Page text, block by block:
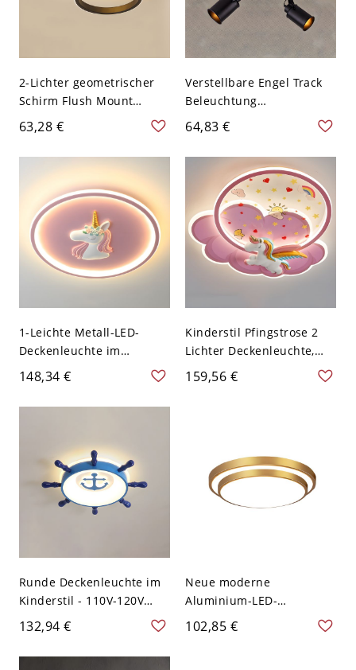
2-Lichter geometrischer
Schirm Flush Mount
moderner Stil Flush
Mount Deckenleuchte -
Schwarz 110V-120V Rund
63,28 €
Verstellbare Engel Track
Beleuchtung
Zeitgenössische
Schmiedeeisen
Deckenmontage - Schwarz
110V-120V 2
64,83 €
1-Leichte Metall-LED-
Deckenleuchte im
modernen Einhorn-Design
für Kinderzimmer - Rosa
110V-120V Dreistufiges
148,34 €
Kinderstil Pfingstrose 2
Lichter Deckenleuchte,
110V-120V
159,56 €
Runde Deckenleuchte im
Kinderstil - 110V-120V
Weißlicht Hellblau-Weiß
132,94 €
Neue moderne
Aluminium-LED-
Deckenleuchte in runder
Form mit 1 Licht -
102,85 €